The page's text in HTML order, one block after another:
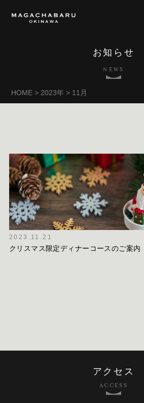
お知らせ
NEWS
HOME > 2023年 > 11月
2023.11.21
クリスマス限定ディナーコースのご案内
アクセス
ACCESS